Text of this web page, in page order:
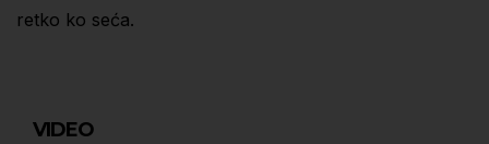
retko ko seća.
VIDEO